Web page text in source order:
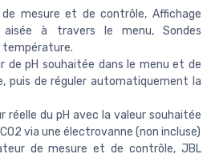
de mesure et de contrôle, Affichage
aisée à travers le menu, Sondes
température.
de pH souhaitée dans le menu et de
puis de réguler automatiquement la
réelle du pH avec la valeur souhaitée
via une électrovanne (non incluse)
de mesure et de contrôle, JBL